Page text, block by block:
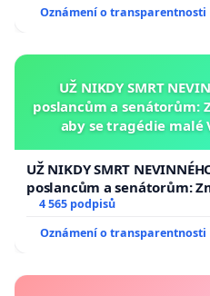
Oznámení o transparentnosti
UŽ NIKDY SMRT
poslancům a senátorům:
aby se tragédie
UŽ NIKDY SMRT
poslancům a senátorům:
aby se tragédie malé
4 565 podpisů
Oznámení o transparentnosti